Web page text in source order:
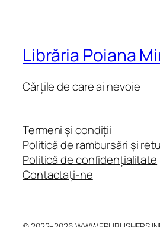
Librăria Poiana
Cărțile de care ai nevoie
Termeni și condiții
Politică de rambursări și
Politică de confidențialitate
Contactați-ne